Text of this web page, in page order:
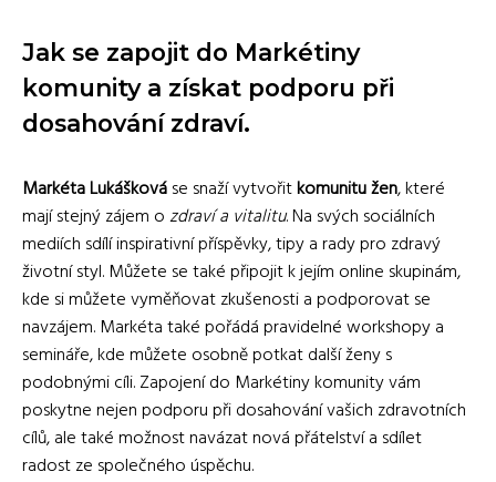
Jak se zapojit do Markétiny
komunity a získat podporu při
dosahování zdraví.
Markéta Lukáškováse snaží vytvořitkomunitu žen, které
mají stejný zájem ozdraví a vitalitu. Na svých sociálních
mediích sdílí inspirativní příspěvky, tipy a rady pro zdravý
životní styl. Můžete se také připojit k jejím online skupinám,
kde si můžete vyměňovat zkušenosti a podporovat se
navzájem. Markéta také pořádá pravidelné workshopy a
semináře, kde můžete osobně potkat další ženy s
podobnými cíli. Zapojení do Markétiny komunity vám
poskytne nejen podporu při dosahování vašich zdravotních
cílů, ale také možnost navázat nová přátelství a sdílet
radost ze společného úspěchu.